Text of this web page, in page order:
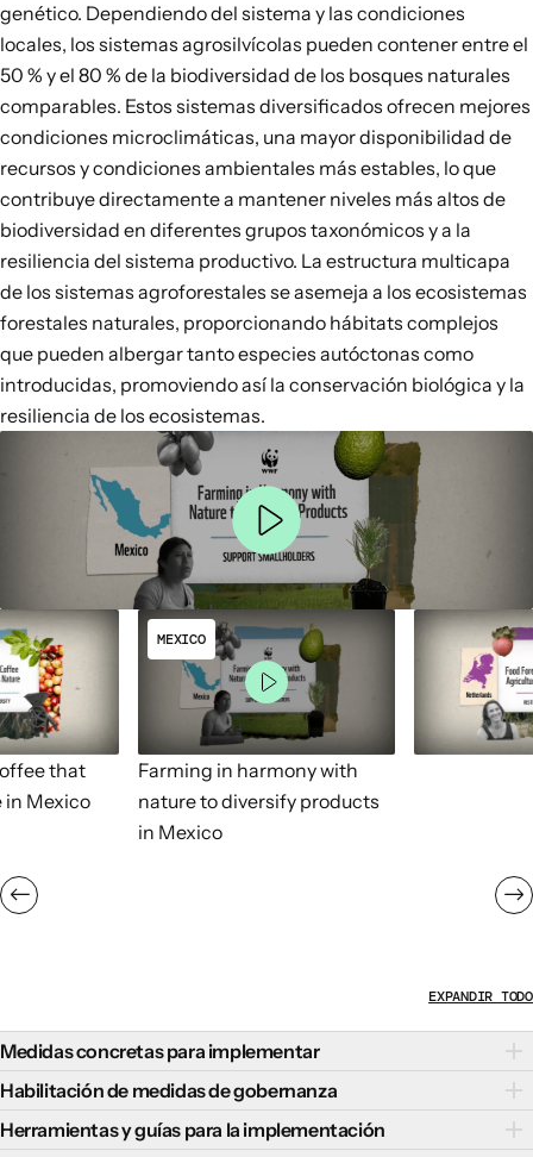
genético. Dependiendo del sistema y las condiciones
locales, los sistemas agrosilvícolas pueden contenerentre el
50 % y el 80 % de la biodiversidad de los bosques naturales
comparables. Estos sistemas diversificados ofrecen mejores
condiciones microclimáticas, una mayor disponibilidad de
recursos y condiciones ambientales más estables, lo que
contribuye directamente a mantener niveles más altos de
biodiversidad en diferentes grupos taxonómicos y a la
resiliencia del sistema productivo. La estructura multicapa
de los sistemas agroforestales se asemeja a los ecosistemas
forestales naturales, proporcionando hábitats complejos
que pueden albergar tanto especies autóctonas como
introducidas, promoviendoasí la conservación biológica y la
resiliencia de los ecosistemas.
that
in Mexico
MEXICO
Farming in harmony with
nature to diversify products
in Mexico
EXPANDIR TODO
Medidas concretas para implementar
La implementación exitosa de sistemas agroforestales
requiere una cuidadosa consideración de las condiciones
ecológicas y sociales locales, incluyendo las preferencias de
Habilitación de medidas de gobernanza
Las siguientes medidas de gobernanza habilitadoras
pueden ser fundamentales para apoyar la implementación
Herramientas y guías para la implementación